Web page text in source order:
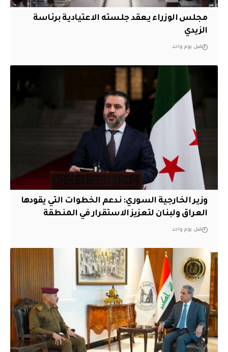
مجلس الوزراء يعقد جلسته الاعتيادية برئاسة
الزيدي
قبل يوم واحد
وزير الخارجية السوري: ندعم الخطوات التي يقودها
العراق ولبنان لتعزيز الاستقرار في المنطقة
قبل يوم واحد